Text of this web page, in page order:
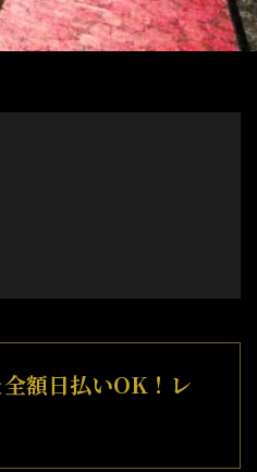
額日払いOK！レ